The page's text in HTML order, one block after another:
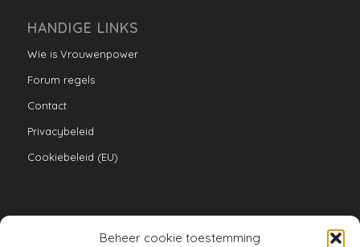
Beheer cookie toestemming
HANDIGE LINKS
Wie is Vrouwenpower
Forum regels
Contact
Privacybeleid
Cookiebeleid (EU)